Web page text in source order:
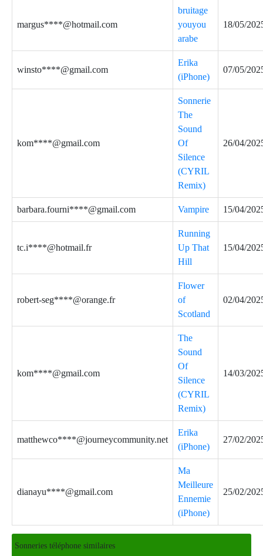
margus****@hotmail.com
bruitage
youyou
arabe
18/05/
winsto****@gmail.com
Erika
(iPhone)
07/05/
kom****@gmail.com
Sonnerie
The
Sound
Of
Silence
(CYRIL
Remix)
26/04/
barbara.fourni****@gmail.com Vampire 15/04/
tc.i****@hotmail.fr
Running
Up That
Hill
15/04/
robert-seg****@orange.fr
Flower
of
Scotland
02/04/
kom****@gmail.com
The
Sound
Of
Silence
(CYRIL
Remix)
14/03/
matthewco****@journeycommunity.net
Erika
(iPhone)
27/02/
dianayu****@gmail.com
Ma
Meilleure
Ennemie
(iPhone)
25/02/
Sonneries téléphone similaires